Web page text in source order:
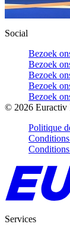
Social
Bezoek
Bezoek
Bezoek
Bezoek
Bezoek
© 2026 Euractiv
Politique
Services